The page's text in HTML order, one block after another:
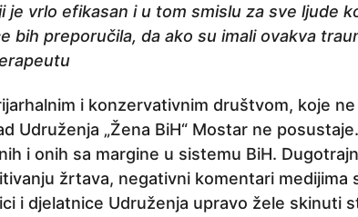
je vrlo efikasan i u tom smislu za sve ljude
bih preporučila, da ako su imali ovakva
i konzervativnim društvom, koje
Udruženja „Žena BiH“ Mostar ne
i onih sa margine u sistemu BiH.
žrtava, negativni komentari medijima
i djelatnice Udruženja upravo žele skinuti